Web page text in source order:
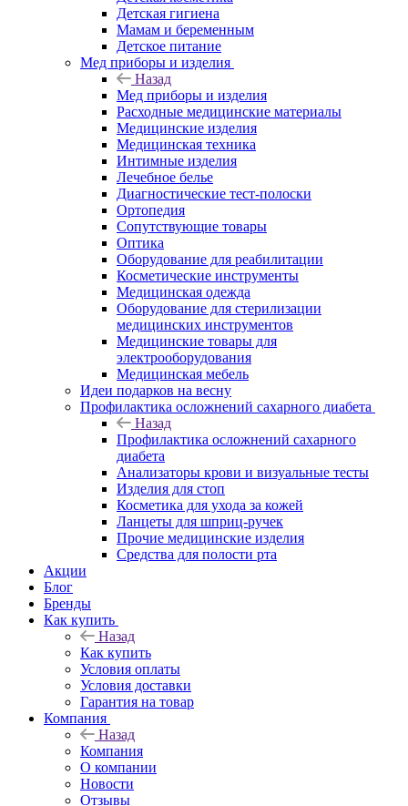
Детская гигиена
Мамам и беременным
Детское питание
Мед приборы и изделия
Назад
Мед приборы и изделия
Расходные медицинские материалы
Медицинские изделия
Медицинская техника
Интимные изделия
Лечебное белье
Диагностические тест-полоски
Ортопедия
Сопутствующие товары
Оптика
Оборудование для реабилитации
Косметические инструменты
Медицинская одежда
Оборудование для стерилизации
медицинских инструментов
Медицинские товары для
электрооборудования
Медицинская мебель
Идеи подарков на весну
Профилактика осложнений сахарного диабета
Назад
Профилактика осложнений сахарного
диабета
Анализаторы крови и визуальные тесты
Изделия для стоп
Косметика для ухода за кожей
Ланцеты для шприц-ручек
Прочие медицинские изделия
Средства для полости рта
Акции
Блог
Бренды
Как купить
Назад
Как купить
Условия оплаты
Условия доставки
Гарантия на товар
Компания
Назад
Компания
О компании
Новости
Отзывы